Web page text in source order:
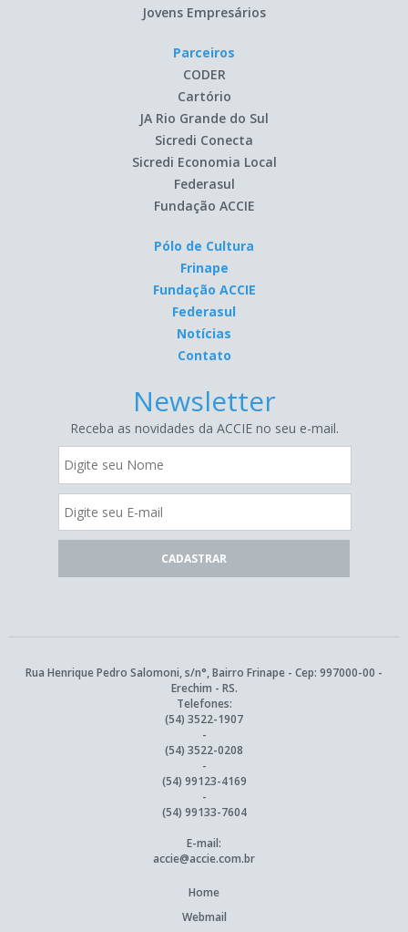
Jovens Empresários
Parceiros
CODER
Cartório
JA Rio Grande do Sul
Sicredi Conecta
Sicredi Economia Local
Federasul
Fundação ACCIE
Pólo de Cultura
Frinape
Fundação ACCIE
Federasul
Notícias
Contato
Newsletter
Receba as novidades da ACCIE no seu e-mail.
Rua Henrique Pedro Salomoni, s/n°, Bairro Frinape - Cep: 997000-00 -
Erechim - RS.
Telefones:
(54) 3522-1907
-
(54) 3522-0208
-
(54) 99123-4169
-
(54) 99133-7604
E-mail:
accie@accie.com.br
Home
Webmail